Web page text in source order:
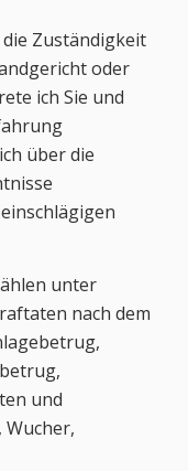
Zuständigkeit
oder
ich Sie und
über die
unter
nach dem
und